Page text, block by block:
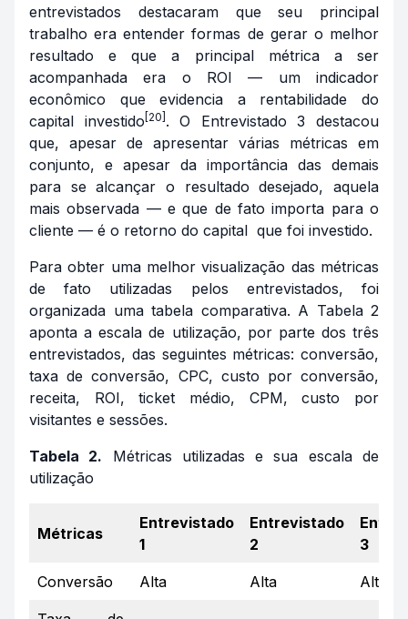
entrevistados destacaram que seu principal
trabalho era entender formas de gerar o melhor
resultado e que a principal métrica a ser
acompanhada era o ROI — um indicador
econômico que evidencia a rentabilidade do
capital investido [20] . O Entrevistado 3 destacou
que, apesar de apresentar várias métricas em
conjunto, e apesar da importância das demais
para se alcançar o resultado desejado, aquela
mais observada — e que de fato importa para o
cliente — é o retorno do capital que foi investido.
Para obter uma melhor visualização das métricas
de fato utilizadas pelos entrevistados, foi
organizada uma tabela comparativa. A Tabela 2
aponta a escala de utilização, por parte dos três
entrevistados, das seguintes métricas: conversão,
taxa de conversão, CPC, custo por conversão,
receita, ROI, ticket médio, CPM, custo por
visitantes e sessões.
Tabela 2. Métricas utilizadas e sua escala de
utilização
Métricas
Entrevistado
1
Entrevistado
2
3
Conversão Alta Alta Alta